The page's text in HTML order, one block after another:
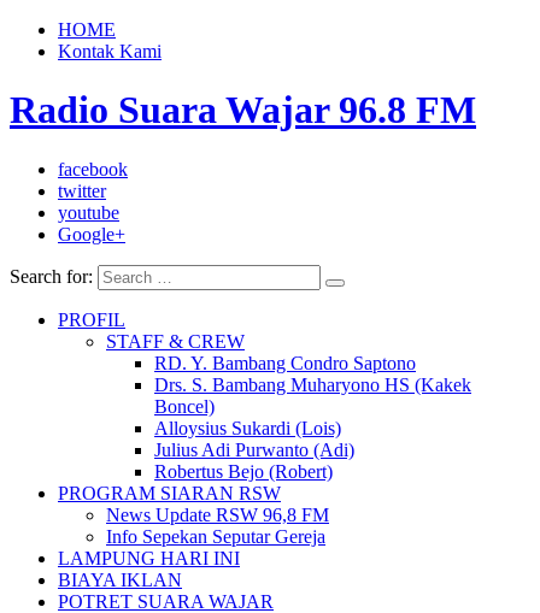
HOME
Kontak Kami
Radio Suara Wajar 96.8 FM
facebook
twitter
youtube
Google+
Search for:
PROFIL
STAFF & CREW
RD. Y. Bambang Condro Saptono
Drs. S. Bambang Muharyono HS (Kakek
Boncel)
Alloysius Sukardi (Lois)
Julius Adi Purwanto (Adi)
Robertus Bejo (Robert)
PROGRAM SIARAN RSW
News Update RSW 96,8 FM
Info Sepekan Seputar Gereja
LAMPUNG HARI INI
BIAYA IKLAN
POTRET SUARA WAJAR